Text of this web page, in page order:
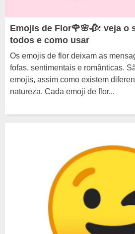
Emojis de Flor🌹🌸🥀: veja o
todos e como usar
Os emojis de flor deixam as
fofas, sentimentais e românticas.
emojis, assim como existem
natureza. Cada emoji de flor...